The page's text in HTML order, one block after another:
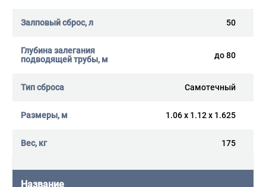
50
до 80
Самотечный
1.06 x 1.12 x 1.625
175